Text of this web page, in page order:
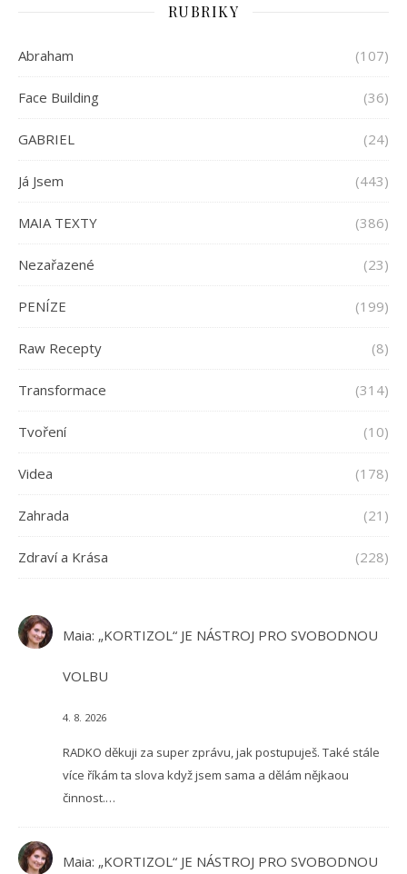
RUBRIKY
Abraham (107)
Face Building (36)
GABRIEL (24)
Já Jsem (443)
MAIA TEXTY (386)
Nezařazené (23)
PENÍZE (199)
Raw Recepty (8)
Transformace (314)
Tvoření (10)
Videa (178)
Zahrada (21)
Zdraví a Krása (228)
Maia: „KORTIZOL“ JE NÁSTROJ PRO SVOBODNOU
VOLBU
4. 8. 2026
RADKO děkuji za super zprávu, jak postupuješ. Také stále
více říkám ta slova když jsem sama a dělám nějkaou
činnost.…
Maia: „KORTIZOL“ JE NÁSTROJ PRO SVOBODNOU